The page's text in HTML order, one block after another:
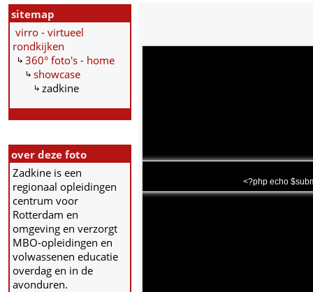
sitemap
virro - virtueel
rondkijken
360° foto's - home
showcase
zadkine
over deze foto
Zadkine is een
regionaal opleidingen
centrum voor
Rotterdam en
omgeving en verzorgt
MBO-opleidingen en
volwassenen educatie
overdag en in de
avonduren.
<?php echo